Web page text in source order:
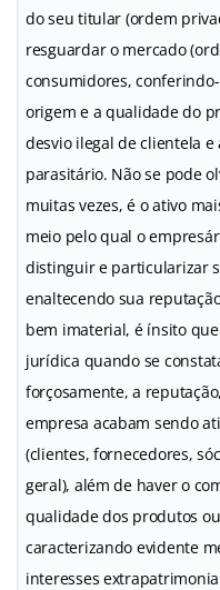
do seu titular (ordem
resguardar o mercado
consumidores,
origem e a qualidade do
desvio ilegal de clientela
parasitário. Não se pode
muitas vezes, é o ativo
meio pelo qual o
distinguir e particularizar
enaltecendo sua
bem imaterial, é ínsito
jurídica quando se
forçosamente, a
empresa acabam sendo
(clientes, fornecedores,
geral), além de haver o
qualidade dos produtos
caracterizando evidente
interesses